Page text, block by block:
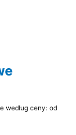
według ceny: od